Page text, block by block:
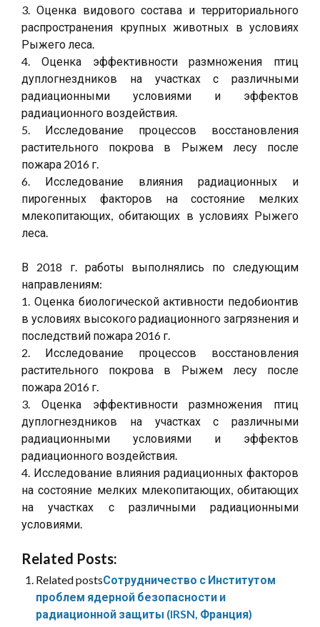
3. Оценка видового состава и территориального
распространения крупных животных в условиях
Рыжего леса.
4. Оценка эффективности размножения птиц
дуплогнездников на участках с различными
радиационными условиями и эффектов
радиационного воздействия.
5. Исследование процессов восстановления
растительного покрова в Рыжем лесу после
пожара 2016 г.
6. Исследование влияния радиационных и
пирогенных факторов на состояние мелких
млекопитающих, обитающих в условиях Рыжего
леса.
В 2018 г. работы выполнялись по следующим
направлениям:
1. Оценка биологической активности педобионтив
в условиях высокого радиационного загрязнения и
последствий пожара 2016 г.
2. Исследование процессов восстановления
растительного покрова в Рыжем лесу после
пожара 2016 г.
3. Оценка эффективности размножения птиц
дуплогнездников на участках с различными
радиационными условиями и эффектов
радиационного воздействия.
4. Исследование влияния радиационных факторов
на состояние мелких млекопитающих, обитающих
на участках с различными радиационными
условиями.
Related Posts:
Related postsСотрудничество с Институтом
проблем ядерной безопасности и
радиационной защиты (IRSN, Франция)